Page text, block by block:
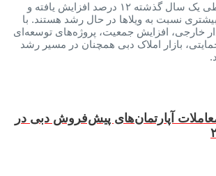
قیمت املاک در دبی طی یک سال گذشته ۱۲ درصد افزایش یافته و
نسبت به ویلاها در حال رشد هستند. با
خارجی، افزایش جمعیت، پروژه‌های توسعه‌ای
بازار املاک دبی همچنان در مسیر رشد
معاملات آپارتمان‌های پیش‌فروش دبی در